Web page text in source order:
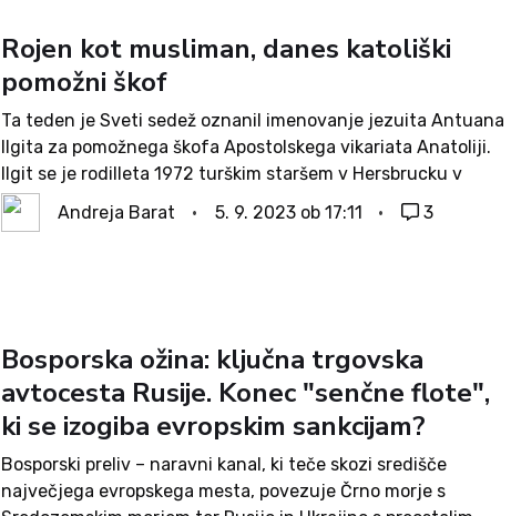
Rojen kot musliman, danes katoliški
pomožni škof
Ta teden je Sveti sedež oznanil imenovanje jezuita Antuana
Ilgita za pomožnega škofa Apostolskega vikariata Anatoliji.
Ilgit se je rodilleta 1972 turškim staršem v Hersbrucku v
Nemčiji. Čez nekaj let so se preselili nazaj v Turčijo. Tam je
študiral ekonomijo....
Andreja Barat 5. 9. 2023 ob 17:11 3
Bosporska ožina: ključna trgovska
avtocesta Rusije. Konec "senčne flote",
ki se izogiba evropskim sankcijam?
Bosporski preliv – naravni kanal, ki teče skozi središče
največjega evropskega mesta, povezuje Črno morje s